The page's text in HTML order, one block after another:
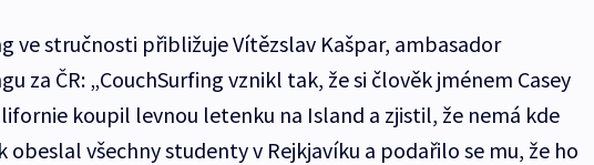
ve stručnosti přibližuje Vítězslav Kašpar, ambasador
za ČR: „CouchSurfing vznikl tak, že si člověk jménem Casey
koupil levnou letenku na Island a zjistil, že nemá kde
obeslal všechny studenty v Rejkjavíku a podařilo se mu, že ho